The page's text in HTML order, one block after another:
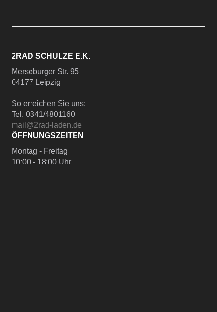
2RAD SCHULZE E.K.
Merseburger Str. 95
04177 Leipzig
So erreichen Sie uns:
Tel. 0341/4801160
mail@2rad-laden.de
ÖFFNUNGSZEITEN
Montag - Freitag
10:00 - 18:00 Uhr